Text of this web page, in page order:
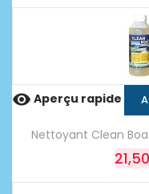
 Aperçu rapide
Nettoyant Clean